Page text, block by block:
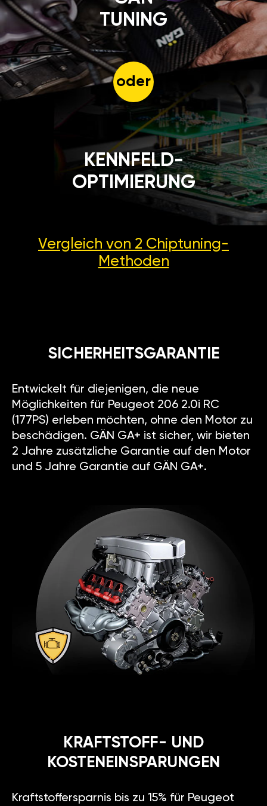
TUNING
oder
KENNFELD-
OPTIMIERUNG
Vergleich von 2 Chiptuning-
Methoden
SICHERHEITSGARANTIE
Entwickelt für diejenigen, die neue
Möglichkeiten für Peugeot 206 2.0i RC
(177PS) erleben möchten, ohne den Motor zu
beschädigen. GÄN GA+ ist sicher, wir bieten
2 Jahre zusätzliche Garantie auf den Motor
und 5 Jahre Garantie auf GÄN GA+.
KRAFTSTOFF- UND
KOSTENEINSPARUNGEN
Kraftstoffersparnis bis zu 15% für Peugeot